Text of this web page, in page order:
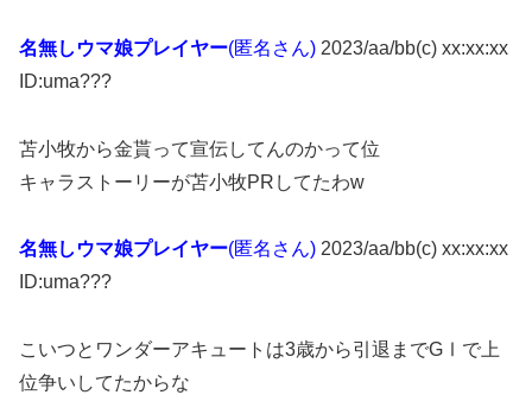
名無しウマ娘プレイヤー(匿名さん) 2023/aa/bb(c) xx:xx:xx
ID:uma???
苫小牧から金貰って宣伝してんのかって位
キャラストーリーが苫小牧PRしてたわw
名無しウマ娘プレイヤー(匿名さん) 2023/aa/bb(c) xx:xx:xx
ID:uma???
こいつとワンダーアキュートは3歳から引退までGⅠで上
位争いしてたからな